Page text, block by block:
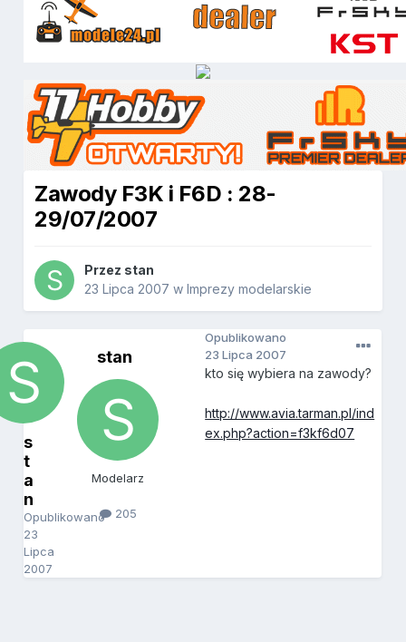
Zawody F3K i F6D : 28-
29/07/2007
Przez stan
23 Lipca 2007 wImprezy modelarskie
s
t
a
n
Opublikowano
23
Lipca
2007
stan
Modelarz
205
Opublikowano
23 Lipca 2007
kto się wybiera na zawody?
http://www.avia.tarman.pl/ind
ex.php?action=f3kf6d07